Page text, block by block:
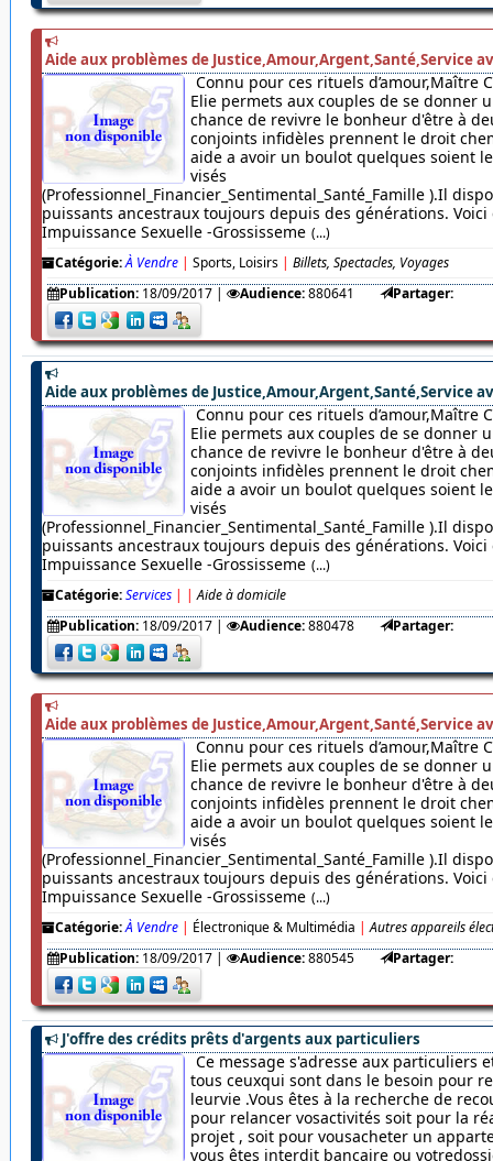
Aide aux problèmes de Justice,Amour,Argent,Santé,Service
Connu pour ces rituels d’amour,Maître
Elie permets aux couples de se donner
chance de revivre le bonheur d'être à
conjoints infidèles prennent le droit
aide a avoir un boulot quelques soient
visés
(Professionnel_Financier_Sentimental_Santé_Famille ).Il
puissants ancestraux toujours depuis des générations. Voici
Impuissance Sexuelle -Grossisseme (...)
Catégorie:À Vendre | Sports, Loisirs | Billets, Spectacles, Voyages
Publication: 18/09/2017| Audience:880641 Partager:
Aide aux problèmes de Justice,Amour,Argent,Santé,Service
Connu pour ces rituels d’amour,Maître
Elie permets aux couples de se donner
chance de revivre le bonheur d'être à
conjoints infidèles prennent le droit
aide a avoir un boulot quelques soient
visés
(Professionnel_Financier_Sentimental_Santé_Famille ).Il
puissants ancestraux toujours depuis des générations. Voici
Impuissance Sexuelle -Grossisseme (...)
Catégorie:Services | | Aide à domicile
Publication: 18/09/2017| Audience:880478 Partager:
Aide aux problèmes de Justice,Amour,Argent,Santé,Service
Connu pour ces rituels d’amour,Maître
Elie permets aux couples de se donner
chance de revivre le bonheur d'être à
conjoints infidèles prennent le droit
aide a avoir un boulot quelques soient
visés
(Professionnel_Financier_Sentimental_Santé_Famille ).Il
puissants ancestraux toujours depuis des générations. Voici
Impuissance Sexuelle -Grossisseme (...)
Catégorie:À Vendre | Électronique & Multimédia | Autres appareils
Publication: 18/09/2017| Audience:880545 Partager:
J'offre des crédits prêts d'argents aux particuliers
Ce message s'adresse aux particuliers
tous ceuxqui sont dans le besoin pour
leurvie .Vous êtes à la recherche de
pour relancer vosactivités soit pour la
projet , soit pour vousacheter un
vous êtes interdit bancaire ou